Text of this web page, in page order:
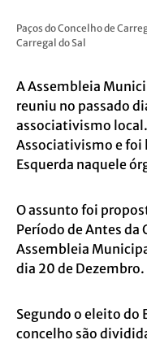
Paços do Concelho de
Carregal do Sal
A Assembleia
reuniu no passado
associativismo
Associativismo e foi
Esquerda naquele
O assunto foi
Período de Antes da
Assembleia
dia 20 de Dezembro.
Segundo o eleito do
concelho são